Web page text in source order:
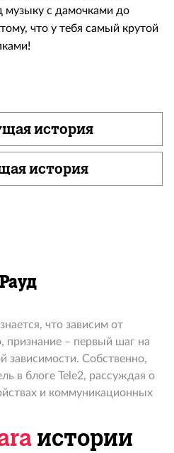
музыку с дамочками до
что у тебя самый крутой
история
история
что зависим от
признание – первый шаг на
зависимости. Собственно,
в блоге Tele2, рассуждая о
и коммуникационных
истории